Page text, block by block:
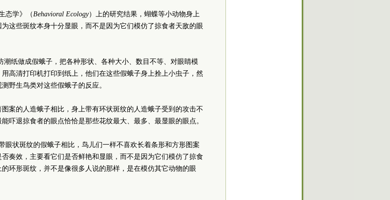
态学》（Behavioral Ecology）上的研究结果，蝴蝶等小动物身上
这些斑纹本身十分显眼，而不是因为它们模仿了掠食者天敌的眼
防潮纸做成假蛾子，把各种形状、各种大小、数目不等、对眼睛模
高清打印机打印到纸上，他们在这些假蛾子身上拴上小虫子，然
野生鸟类对这些假蛾子的反应。
案的人造蛾子相比，身上带有环状斑纹的人造蛾子受到的攻击不
吓退掠食者的眼点恰恰是那些花纹最大、最多、最显眼的眼点。
眼状斑纹的假蛾子相比，鸟儿们一样不喜欢长着条形和方形图案
奏效，主要看它们是否鲜艳和显眼，而不是因为它们模仿了掠食
环形斑纹，并不是像很多人说的那样，是在模仿其它动物的眼